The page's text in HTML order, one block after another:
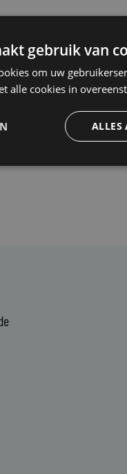
gebruik van
om uw
alle cookies in
ALLES